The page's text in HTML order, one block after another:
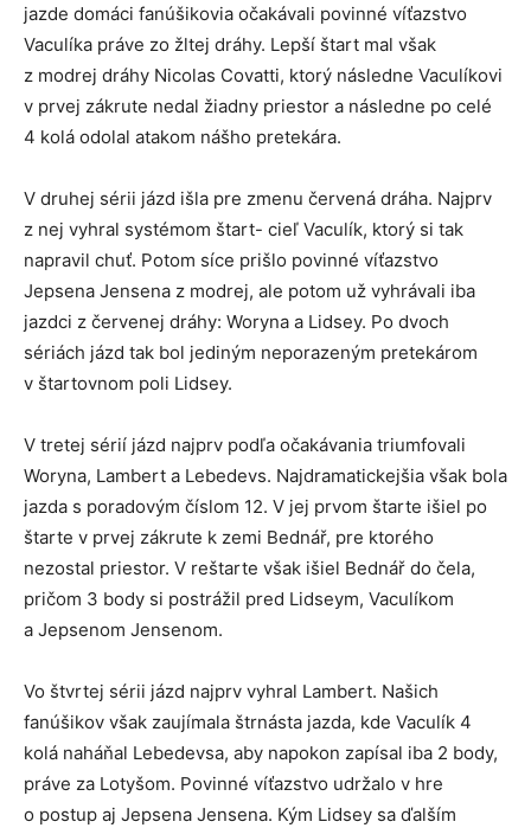
jazde domáci fanúšikovia očakávali povinné víťazstvo
Vaculíka práve zo žltej dráhy. Lepší štart mal však
z modrej dráhy Nicolas Covatti, ktorý následne Vaculíkovi
v prvej zákrute nedal žiadny priestor a následne po celé
4 kolá odolal atakom nášho pretekára.
V druhej sérii jázd išla pre zmenu červená dráha. Najprv
z nej vyhral systémom štart- cieľ Vaculík, ktorý si tak
napravil chuť. Potom síce prišlo povinné víťazstvo
Jepsena Jensena z modrej, ale potom už vyhrávali iba
jazdci z červenej dráhy: Woryna a Lidsey. Po dvoch
sériách jázd tak bol jediným neporazeným pretekárom
v štartovnom poli Lidsey.
V tretej sérií jázd najprv podľa očakávania triumfovali
Woryna, Lambert a Lebedevs. Najdramatickejšia však bola
jazda s poradovým číslom 12. V jej prvom štarte išiel po
štarte v prvej zákrute k zemi Bednář, pre ktorého
nezostal priestor. V reštarte však išiel Bednář do čela,
pričom 3 body si postrážil pred Lidseym, Vaculíkom
a Jepsenom Jensenom.
Vo štvrtej sérii jázd najprv vyhral Lambert. Našich
fanúšikov však zaujímala štrnásta jazda, kde Vaculík 4
kolá naháňal Lebedevsa, aby napokon zapísal iba 2 body,
práve za Lotyšom. Povinné víťazstvo udržalo v hre
o postup aj Jepsena Jensena. Kým Lidsey sa ďalším